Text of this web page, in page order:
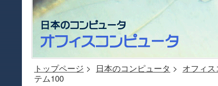
トップページ > 日本のコンピュータ > オフィ
テム100